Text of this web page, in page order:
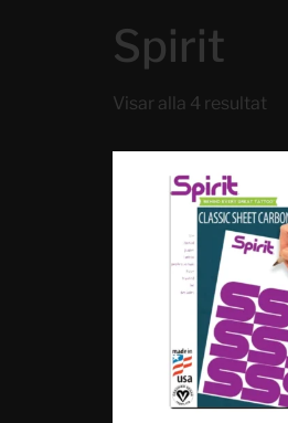
Spirit
Visar alla 4 resultat